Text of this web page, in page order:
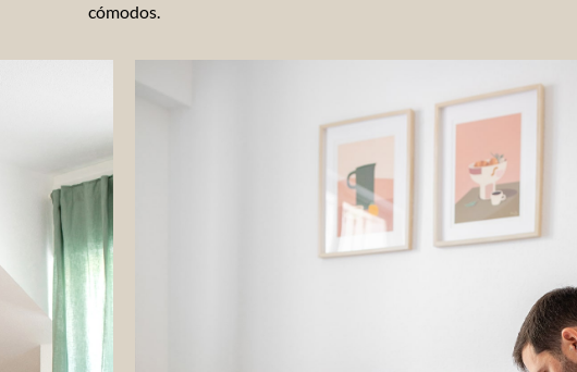
cómodos.